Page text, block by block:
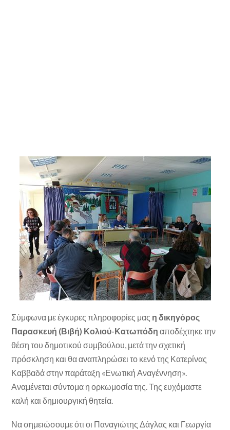
Σύμφωνα με έγκυρες πληροφορίες μας η δικηγόρος
Παρασκευή (Βιβή) Κολιού-Κατωπόδη αποδέχτηκε την
θέση του δημοτικού συμβούλου, μετά την σχετική
πρόσκληση και θα αναπληρώσει το κενό της Κατερίνας
Καββαδά στην παράταξη «Ενωτική Αναγέννηση».
Αναμένεται σύντομα η ορκωμοσία της. Της ευχόμαστε
καλή και δημιουργική θητεία.
Να σημειώσουμε ότι οι Παναγιώτης Δάγλας και Γεωργία